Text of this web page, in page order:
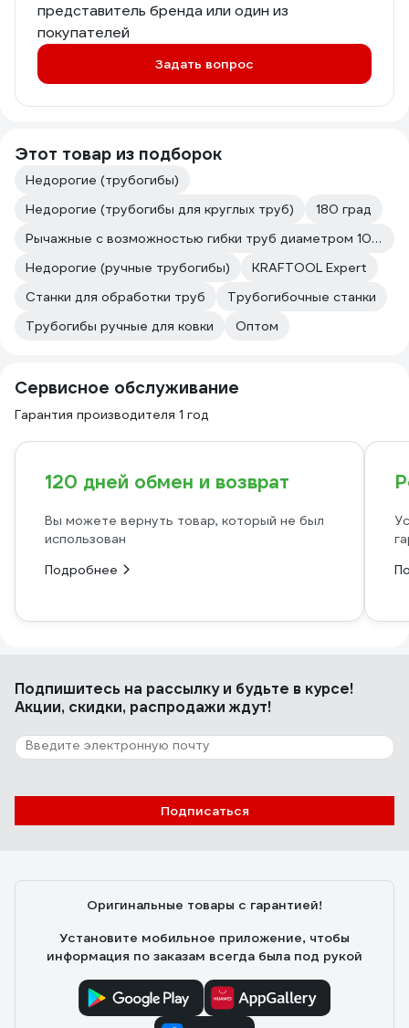
представитель бренда или один из
покупателей
Задать вопрос
Этот товар из подборок
Недорогие (трубогибы)
Недорогие (трубогибы для круглых труб)
180 град
Рычажные с возможностью гибки труб диаметром 10 мм (3/8?)
Недорогие (ручные трубогибы)
KRAFTOOL Expert
Станки для обработки труб
Трубогибочные станки
Трубогибы ручные для ковки
Оптом
Сервисное обслуживание
Гарантия производителя 1 год
120 дней обмен и возврат
Вы можете вернуть товар, который не был
использован
Подробнее
Подпишитесь на рассылкуи будьте в курсе!
Акции, скидки, распродажи ждут!
Подписаться
Оригинальные товары с гарантией!
Установите мобильное приложение, чтобы
информация по заказам всегда была под рукой